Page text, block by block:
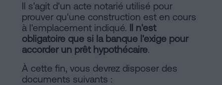
Il s'agit d'un acte notarié utilisé pour
prouver qu'une construction est en cours
à l'emplacement indiqué.
Il n'est
obligatoire que si la banque l'exige pour
accorder un prêt hypothécaire.
À cette fin, vous devrez disposer des
documents suivants :